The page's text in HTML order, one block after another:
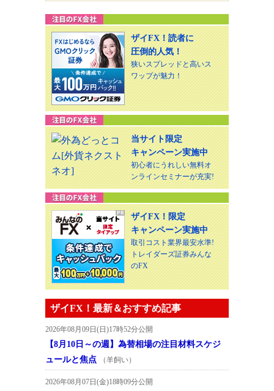
ザイFX！読者に
圧倒的人気！
狭いスプレッドと高いス
ワップが魅力！
当サイト限定
キャンペーン実施中
初心者にうれしい無料オ
ンラインセミナーが充実!
ザイFX！限定
キャンペーン実施中
取引コスト業界最安水準!
トレイダーズ証券みんな
のFX
ザイFX！最新＆おすすめ記事
2026年08月09日(日)17時52分公開
【8月10日～の週】為替相場の注目材料スケジ
ュールと焦点
（羊飼い）
2026年08月07日(金)18時09分公開